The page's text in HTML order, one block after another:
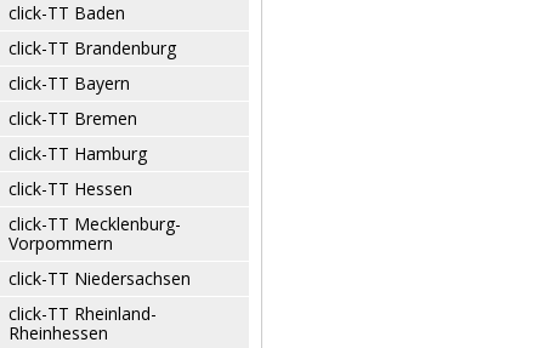
click-TT Baden
click-TT Brandenburg
click-TT Bayern
click-TT Bremen
click-TT Hamburg
click-TT Hessen
click-TT Mecklenburg-
Vorpommern
click-TT Niedersachsen
click-TT Rheinland-
Rheinhessen